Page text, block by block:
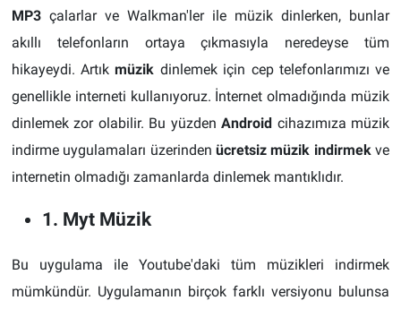
MP3 çalarlar ve Walkman'ler ile müzik dinlerken, bunlar
akıllı telefonların ortaya çıkmasıyla neredeyse tüm
hikayeydi. Artıkmüzik dinlemek için cep telefonlarımızı ve
genellikle interneti kullanıyoruz. İnternet olmadığında müzik
dinlemek zor olabilir. Bu yüzdenAndroid cihazımıza müzik
indirme uygulamaları üzerinden ücretsiz müzik indirmekve
internetin olmadığı zamanlarda dinlemek mantıklıdır.
1. Myt Müzik
Bu uygulama ile Youtube'daki tüm müzikleri indirmek
mümkündür. Uygulamanın birçok farklı versiyonu bulunsa